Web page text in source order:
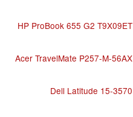
HP ProBook 655 G2 T9X09ET
Acer TravelMate P257-M-56AX
Dell Latitude 15-3570